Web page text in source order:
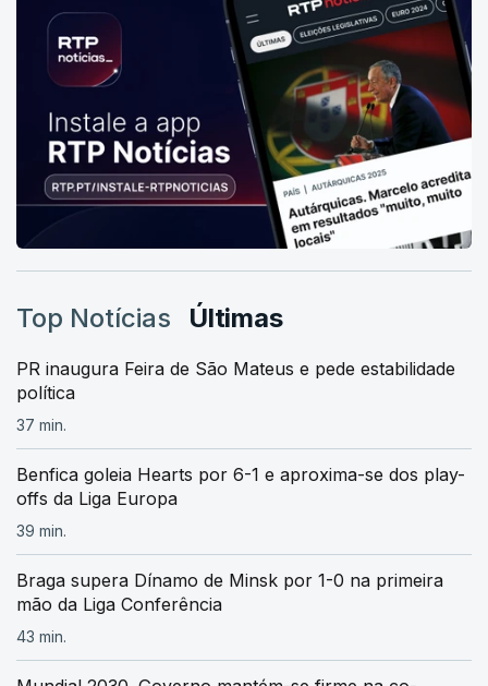
Top Notícias Últimas
PR inaugura Feira de São Mateus e pede estabilidade
política
37 min.
Benfica goleia Hearts por 6-1 e aproxima-se dos play-
offs da Liga Europa
39 min.
Braga supera Dínamo de Minsk por 1-0 na primeira
mão da Liga Conferência
43 min.